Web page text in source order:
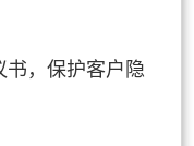
书，保护客户隐